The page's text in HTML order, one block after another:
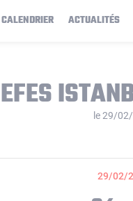
CALENDRIER ACTUALITÉS
le 29/
29/02/